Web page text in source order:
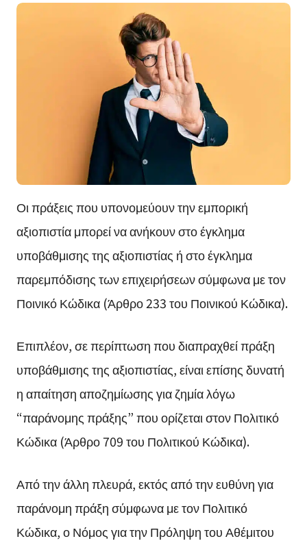
Οι πράξεις που υπονομεύουν την εμπορική
αξιοπιστία μπορεί να ανήκουν στο έγκλημα
υποβάθμισης της αξιοπιστίας ή στο έγκλημα
παρεμπόδισης των επιχειρήσεων σύμφωνα με τον
Ποινικό Κώδικα (Άρθρο 233 του Ποινικού Κώδικα).
Επιπλέον, σε περίπτωση που διαπραχθεί πράξη
υποβάθμισης της αξιοπιστίας, είναι επίσης δυνατή
η απαίτηση αποζημίωσης για ζημία λόγω
“παράνομης πράξης” που ορίζεται στον Πολιτικό
Κώδικα (Άρθρο 709 του Πολιτικού Κώδικα).
Από την άλλη πλευρά, εκτός από την ευθύνη για
παράνομη πράξη σύμφωνα με τον Πολιτικό
Κώδικα, ο Νόμος για την Πρόληψη του Αθέμιτου